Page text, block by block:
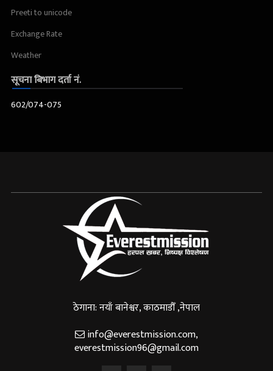
Preeti to unicode
Exchange Rate
Weather
सूचना बिभाग दर्ता नं.
602/074-075
ठेगाना: नयाँ बानेश्वर, काठमाडौँ ,नेपाल
info@everestmission.com,
everestmission96@gmail.com